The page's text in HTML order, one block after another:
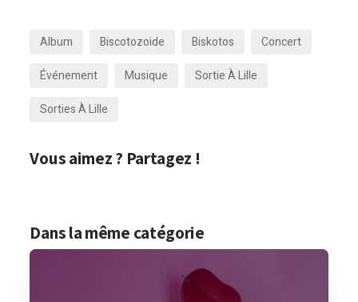
Album Biscotozoide Biskotos
Concert
Événement
Musique
Sortie À Lille
Sorties À Lille
Vous aimez ? Partagez !
Dans la même catégorie